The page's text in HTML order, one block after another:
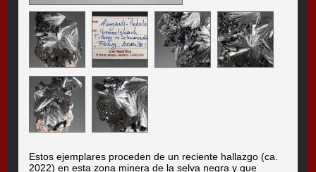
Estos ejemplares proceden de un reciente hallazgo (ca.
2022) en esta zona minera de la selva negra y que